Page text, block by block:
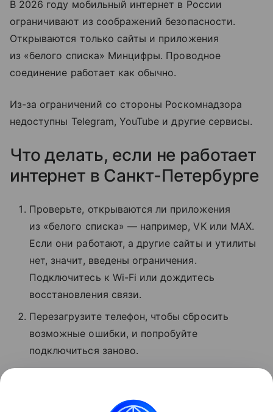
В 2026 году мобильный интернет в России
ограничивают из соображений безопасности.
Открываются только сайты и приложения
из «белого списка» Минцифры. Проводное
соединение работает как обычно.
Из-за ограничений со стороны Роскомнадзора
недоступны Telegram, YouTube и другие сервисы.
Что делать, если не работает
интернет в Санкт-Петербурге
Проверьте, открываются ли приложения
из «белого списка» — например, VK или MAX.
Если они работают, а другие сайты и утилиты
нет, значит, введены ограничения.
Подключитесь к Wi-Fi или дождитесь
восстановления связи.
Перезагрузите телефон, чтобы сбросить
возможные ошибки, и попробуйте
подключиться заново.
Проверьте баланс. Если деньги кончились,